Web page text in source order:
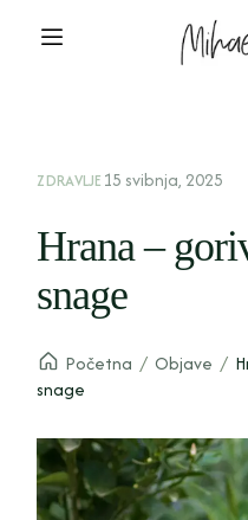
ZDRAVLJE 15 svibnja, 2025
Hrana –
snage
Početna / Objave /
snage